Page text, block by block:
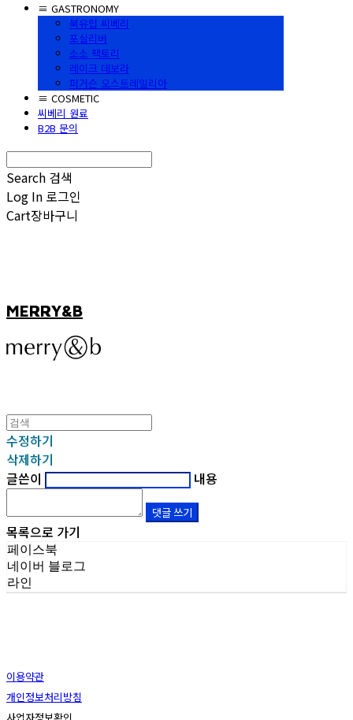
≡ GASTRONOMY
북유럽 씨베리
포실리버
소소 팩토리
레이크 데보라
퍼거슨 오스트레일리아
≡ COSMETIC
씨베리 원료
B2B 문의
Search 검색
Log In 로그인
Cart장바구니
MERRY&B
수정하기
삭제하기
글쓴이
내용
댓글 쓰기
목록으로 가기
페이스북
네이버 블로그
라인
이용약관
개인정보처리방침
사업자정보확인